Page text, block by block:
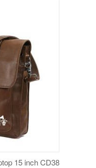
15 inch CD38